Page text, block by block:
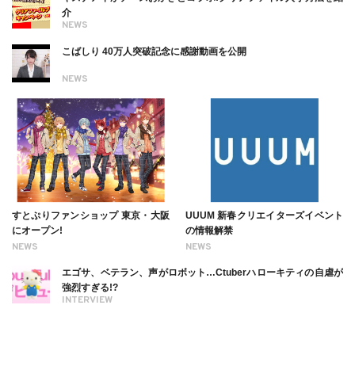
NEWS
介
NEWS
こばしり 40万人突破記念に感謝動画を公開
NEWS
すとぷりファンショップ 東京・大阪
にオープン!
NEWS
UUUM 新春クリエイターズイベント
の情報解禁
INTERVIEW
エゴサ、ベテラン、声がロボット…Ctuberハローキティの自虐が
強烈すぎる!?